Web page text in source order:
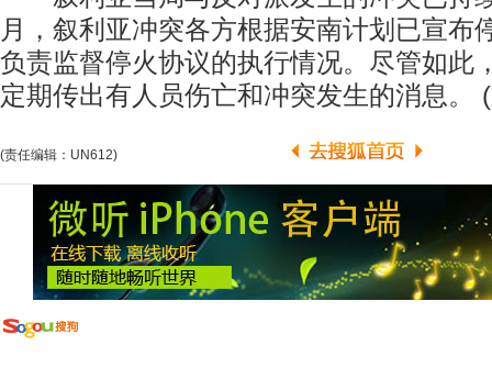
月，叙利亚冲突各方根据安南计划已宣布
负责监督停火协议的执行情况。尽管如此
定期传出有人员伤亡和冲突发生的消息。
(责任编辑：UN612)